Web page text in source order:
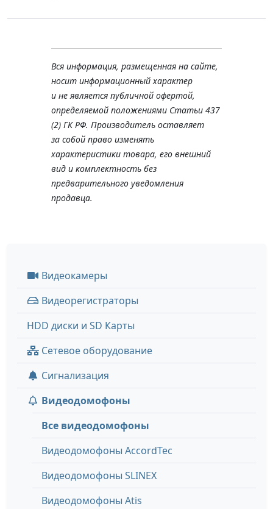
Вся информация, размещенная на сайте,
носит информационный характер
и не является публичной офертой,
определяемой положениями Статьи 437
(2) ГК РФ. Производитель оставляет
за собой право изменять
характеристики товара, его внешний
вид и комплектность без
предварительного уведомления
продавца.
Видеокамеры
Видеорегистраторы
HDD диски и SD Карты
Сетевое оборудование
Сигнализация
Видеодомофоны
Все видеодомофоны
Видеодомофоны AccordTec
Видеодомофоны SLINEX
Видеодомофоны Atis